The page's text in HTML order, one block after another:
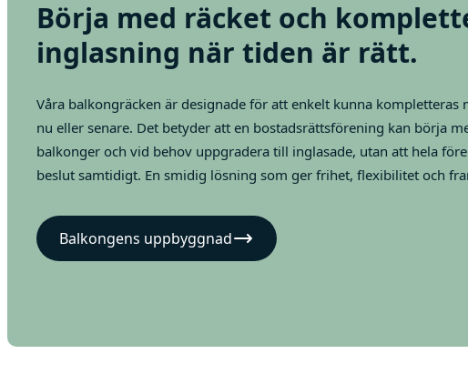
Börja med räcket och
inglasning när tiden är rätt.
Våra balkongräcken är designade för att enkelt kunna kompletteras
nu eller senare. Det betyder att en bostadsrättsförening kan börja
balkonger och vid behov uppgradera till inglasade, utan att hela
beslut samtidigt. En smidig lösning som ger frihet, flexibilitet och
Balkongens uppbyggnad